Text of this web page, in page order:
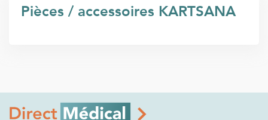
Pièces / accessoires KARTSANA